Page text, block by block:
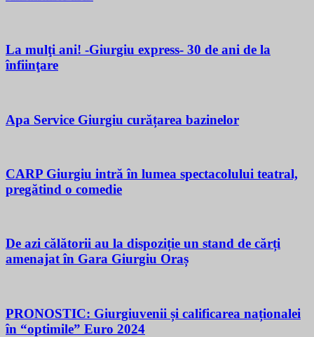
La mulţi ani! -Giurgiu express- 30 de ani de la
înfiinţare
Apa Service Giurgiu curățarea bazinelor
CARP Giurgiu intră în lumea spectacolului teatral,
pregătind o comedie
De azi călătorii au la dispoziție un stand de cărți
amenajat în Gara Giurgiu Oraș
PRONOSTIC: Giurgiuvenii și calificarea naționalei
în “optimile” Euro 2024